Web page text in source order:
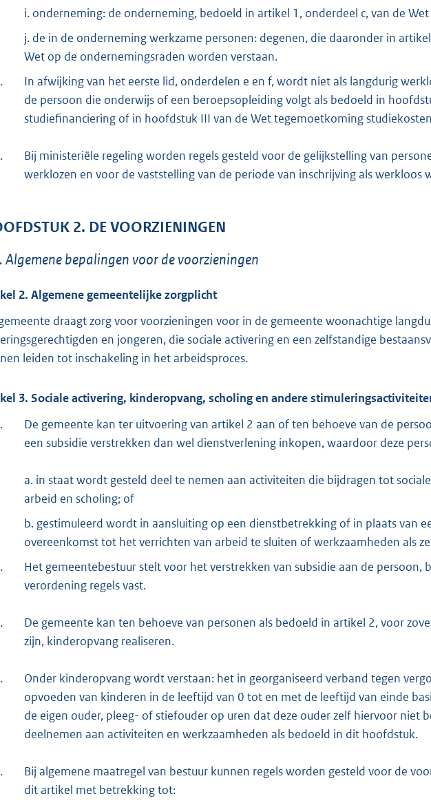
i. onderneming: de onderneming, bedoeld in artikel 1, onderdeel c, van de
j. de in de onderneming werkzame personen: degenen, die daaronder in
Wet op de ondernemingsraden worden verstaan.
In afwijking van het eerste lid, onderdelen e en f, wordt niet als langdurig
de persoon die onderwijs of een beroepsopleiding volgt als bedoeld in
studiefinanciering of in hoofdstuk III van de Wet tegemoetkoming
Bij ministeriële regeling worden regels gesteld voor de gelijkstelling van
werklozen en voor de vaststelling van de periode van inschrijving als werkloos
2. DE VOORZIENINGEN
Algemene bepalingen voor de voorzieningen
2. Algemene gemeentelijke zorgplicht
draagt zorg voor voorzieningen voor in de gemeente woonachtige
en jongeren, die sociale activering en een zelfstandige
leiden tot inschakeling in het arbeidsproces.
3. Sociale activering, kinderopvang, scholing en andere
De gemeente kan ter uitvoering van artikel 2 aan of ten behoeve van de
een subsidie verstrekken dan wel dienstverlening inkopen, waardoor deze
a. in staat wordt gesteld deel te nemen aan activiteiten die bijdragen tot
arbeid en scholing; of
b. gestimuleerd wordt in aansluiting op een dienstbetrekking of in plaats van
overeenkomst tot het verrichten van arbeid te sluiten of werkzaamheden als
Het gemeentebestuur stelt voor het verstrekken van subsidie aan de persoon,
verordening regels vast.
De gemeente kan ten behoeve van personen als bedoeld in artikel 2, voor
zijn, kinderopvang realiseren.
Onder kinderopvang wordt verstaan: het in georganiseerd verband tegen
opvoeden van kinderen in de leeftijd van 0 tot en met de leeftijd van einde
de eigen ouder, pleeg- of stiefouder op uren dat deze ouder zelf hiervoor niet
deelnemen aan activiteiten en werkzaamheden als bedoeld in dit hoofdstuk.
Bij algemene maatregel van bestuur kunnen regels worden gesteld voor de
dit artikel met betrekking tot: